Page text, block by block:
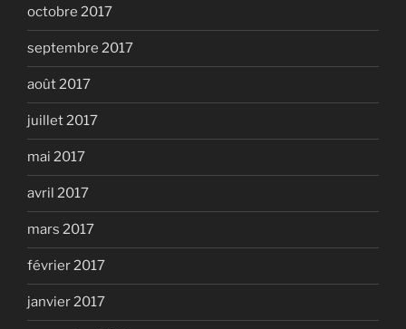
octobre 2017
septembre 2017
août 2017
juillet 2017
mai 2017
avril 2017
mars 2017
février 2017
janvier 2017